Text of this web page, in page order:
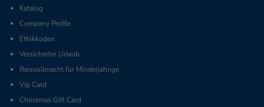
Katalog
Company Profile
Ethikkodex
Versicherter Urlaub
Reisvollmacht für Minderjährige
Vip Card
Christmas Gift Card